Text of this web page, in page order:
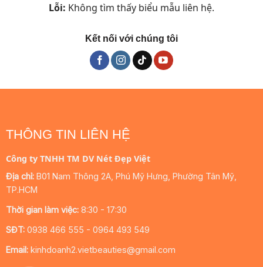
Lỗi: Không tìm thấy biểu mẫu liên hệ.
Kết nối với chúng tôi
THÔNG TIN LIÊN HỆ
Công ty TNHH TM DV Nét Đẹp Việt
Địa chỉ: B01 Nam Thông 2A, Phú Mỹ Hưng, Phường Tân Mỹ,
TP.HCM
Thời gian làm việc:8:30 - 17:30
SĐT:0938 466 555 - 0964 493 549
Email:kinhdoanh2.vietbeauties@gmail.com